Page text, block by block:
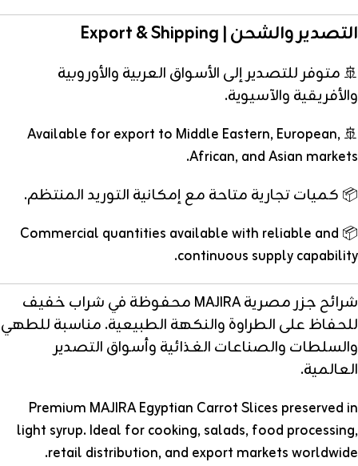
التصدير والشحن | Export & Shipping
🚢 متوفر للتصدير إلى الأسواق العربية والأوروبية
والأفريقية والآسيوية.
🚢 Available for export to Middle Eastern, European,
African, and Asian markets.
📦 كميات تجارية متاحة مع إمكانية التوريد المنتظم.
📦 Commercial quantities available with reliable and
continuous supply capability.
شرائح جزر مصرية MAJIRA محفوظة في شراب خفيف
للحفاظ على الطراوة والنكهة الطبيعية. مناسبة للطهي
والسلطات والصناعات الغذائية وأسواق التصدير
العالمية.
Premium MAJIRA Egyptian Carrot Slices preserved in
light syrup. Ideal for cooking, salads, food processing,
retail distribution, and export markets worldwide.